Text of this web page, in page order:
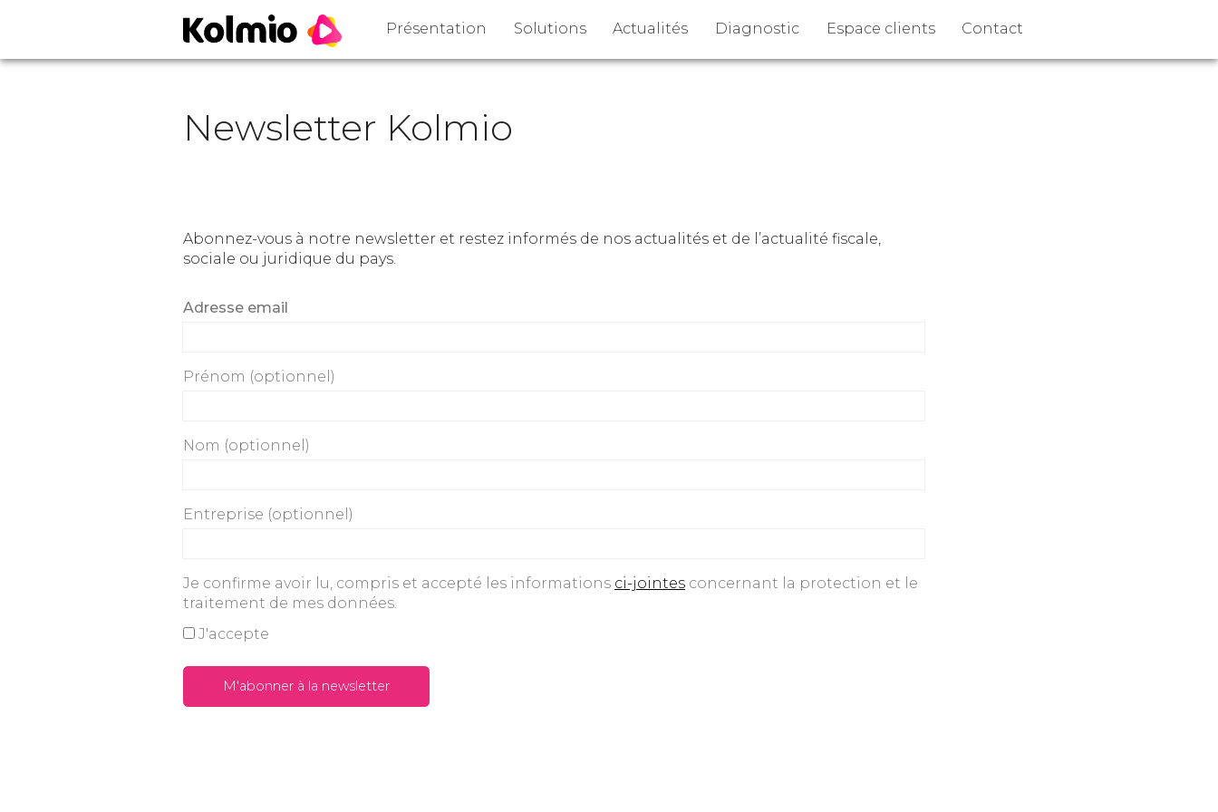
Présentation Solutions Actualités Diagnostic Espace clients Contact
Newsletter Kolmio
Abonnez-vous à notre newsletter et restez informés de nos actualités et de l’actualité fiscale,
sociale ou juridique du pays.
Adresse email
Prénom (optionnel)
Nom (optionnel)
Entreprise (optionnel)
Je confirme avoir lu, compris et accepté les informations ci-jointes concernant la protection et le
traitement de mes données.
J'accepte